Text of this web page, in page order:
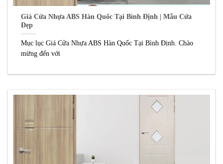
Giá Cửa Nhựa ABS Hàn Quốc Tại Bình Định | Mẫu Cửa
Đẹp
Mục lục Giá Cửa Nhựa ABS Hàn Quốc Tại Bình Định. Chào
mừng đến với